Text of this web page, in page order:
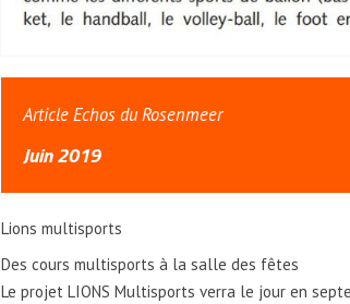
Article Echos du Rosenmeer
Juin 2019
Lions multisports
Des cours multisports à la salle des fêtes
Le projet LIONS Multisports verra le jour en